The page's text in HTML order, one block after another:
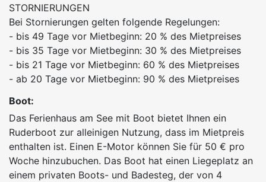
STORNIERUNGEN
Bei Stornierungen gelten folgende Regelungen:
- bis 49 Tage vor Mietbeginn: 20 % des Mietpreises
- bis 35 Tage vor Mietbeginn: 30 % des Mietpreises
- bis 21 Tage vor Mietbeginn: 60 % des Mietpreises
- ab 20 Tage vor Mietbeginn: 90 % des Mietpreises
Boot:
Das Ferienhaus am See mit Boot bietet Ihnen ein
Ruderboot zur alleinigen Nutzung, dass im Mietpreis
enthalten ist. Einen E-Motor können Sie für 50 € pro
Woche hinzubuchen. Das Boot hat einen Liegeplatz an
einem privaten Boots- und Badesteg, der von 4